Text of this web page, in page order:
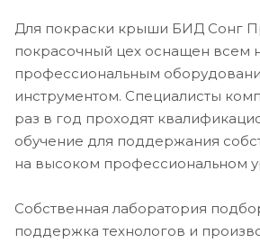
Для покраски крыши БИД Сонг
покрасочный цех оснащен всем
профессиональным
инструментом. Специалисты
раз в год проходят
обучение для поддержания
на высоком профессиональном
Собственная лаборатория
поддержка технологов и